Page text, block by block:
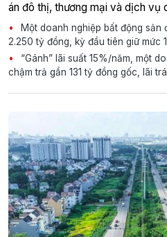
án đô thị, thương mại và dịch vụ
Một doanh nghiệp bất động sản
2.250 tỷ đồng, kỳ đầu tiên giữ mức
“Gánh” lãi suất 15%/năm, một
chậm trả gần 131 tỷ đồng gốc, lãi